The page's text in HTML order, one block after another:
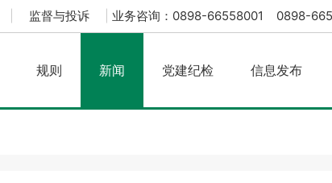
监督与投诉 业务咨询：0898-66558001 0898-
规则 新闻 党建纪检 信息发布